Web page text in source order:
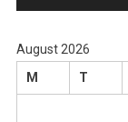
August 2026
M
T